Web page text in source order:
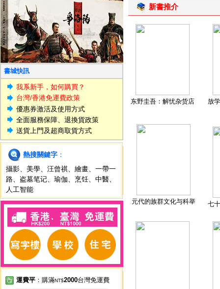
書城快訊
我系新手，如何購買？
台灣/香港免運費政策
優惠券激活及使用方式
全面服務保障、退換貨政策
送貨上門及超商取貨方式
熱搜關鍵字 ：
攝影
美學 汪曾祺 繪畫
一帶一
路
盗墓笔记 瑜伽 烹饪 中醫
人工智能
運費平 ：購滿NT$2000台灣免運費
新書推介
东野圭吾：解忧杂货店 放
元代的族群文化与科举 七